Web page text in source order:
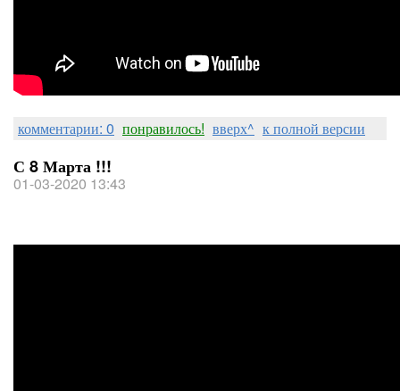
комментарии: 0 понравилось! вверх^ к полной версии
С 8 Марта !!!
01-03-2020 13:43